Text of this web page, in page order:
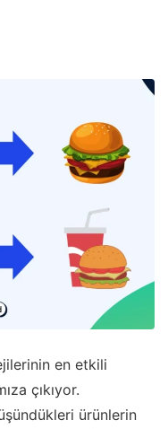
en etkili
çıkıyor.
ürünlerin